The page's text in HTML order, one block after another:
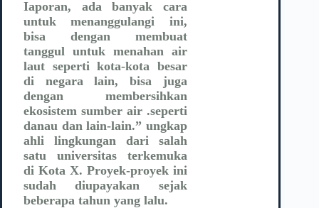
Iaporan, ada banyak cara
untuk menanggulangi ini,
bisa dengan membuat
tanggul untuk menahan air
laut seperti kota-kota besar
di negara lain, bisa juga
dengan membersihkan
ekosistem sumber air .seperti
danau dan lain-lain.” ungkap
ahli lingkungan dari salah
satu universitas terkemuka
di Kota X. Proyek-proyek ini
sudah diupayakan sejak
beberapa tahun yang lalu.